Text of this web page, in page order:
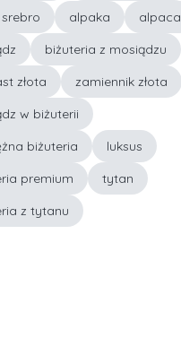
alpaka
alpaca
biżuteria z mosiądzu
złota
zamiennik złota
w biżuterii
biżuteria
luksus
premium
tytan
z tytanu